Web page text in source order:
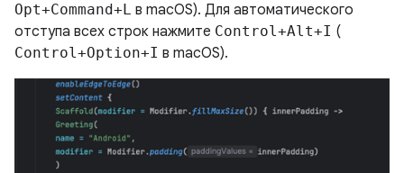
Opt+Command+L в macOS). Для автоматического
отступа всех строк нажмите Control+Alt+I (
Control+Option+I в macOS).